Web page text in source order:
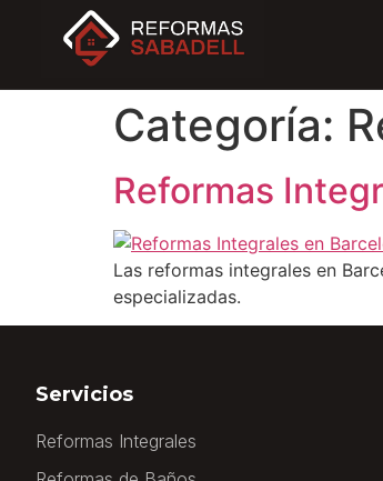
Categoría:
Reformas
Las reformas integrales en
especializadas.
Servicios
Reformas Integrales